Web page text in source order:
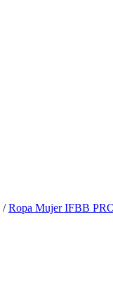
/Ropa Mujer IFBB